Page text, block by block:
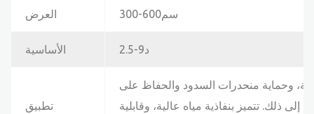
العرض 300-600سم
الأساسية 2.5-9د
تطبيق
وحماية منحدرات السدود والحفاظ على
إلى ذلك. تتميز بنفاذية مياه عالية، وقابلية